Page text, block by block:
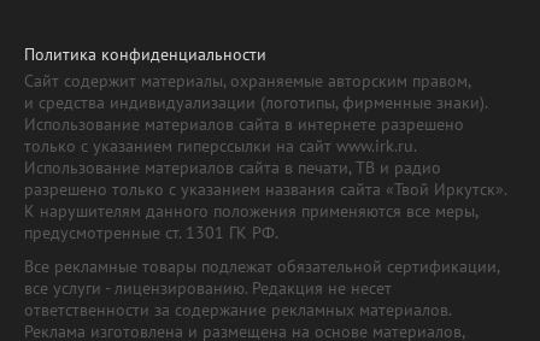
Политика конфиденциальности
Сайт содержит материалы, охраняемые авторским правом,
и средства индивидуализации (логотипы, фирменные знаки).
Использование материалов сайта в интернете разрешено
только с указанием гиперссылки на сайт www.irk.ru.
Использование материалов сайта в печати, ТВ и радио
разрешено только с указанием названия сайта «Твой Иркутск».
К нарушителям данного положения применяются все меры,
предусмотренные ст. 1301 ГК РФ.
Все рекламные товары подлежат обязательной сертификации,
все услуги - лицензированию. Редакция не несет
ответственности за содержание рекламных материалов.
Реклама изготовлена и размещена на основе материалов,